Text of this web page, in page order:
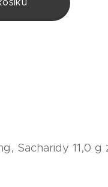
Sacharidy 11,0 g